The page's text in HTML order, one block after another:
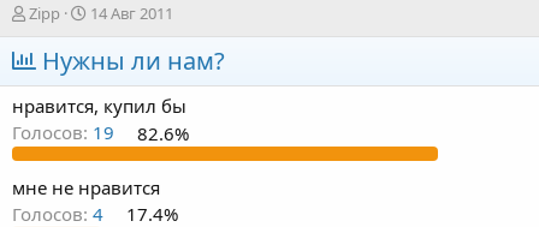
А
в
т
о
р
т
е
м
ы
Zipp
Д
а
т
а
н
а
ч
а
л
а
14 Авг 2011
Нужны ли нам?
нравится, купил бы
Голосов: 19 82.6%
мне не нравится
Голосов: 4 17.4%